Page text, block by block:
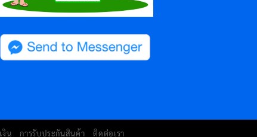
งิน การรับประกันสินค้า ติดต่อเรา